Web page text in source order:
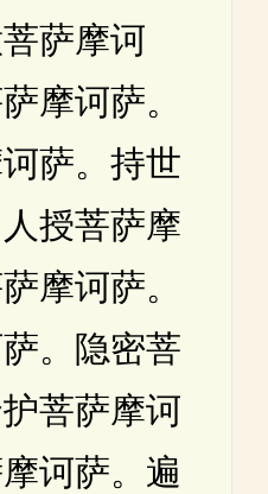
萨摩诃
摩诃萨。
萨。持世
授菩萨摩
摩诃萨。
。隐密菩
菩萨摩诃
诃萨。遍